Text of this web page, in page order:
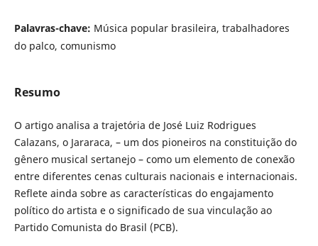
Palavras-chave: Música popular brasileira, trabalhadores
do palco, comunismo
Resumo
O artigo analisa a trajetória de José Luiz Rodrigues
Calazans, o Jararaca, – um dos pioneiros na constituição do
gênero musical sertanejo – como um elemento de conexão
entre diferentes cenas culturais nacionais e internacionais.
Reflete ainda sobre as características do engajamento
político do artista e o significado de sua vinculação ao
Partido Comunista do Brasil (PCB).